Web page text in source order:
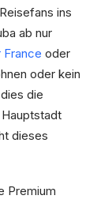
ins
ab nur
France oder
oder kein
die
dieses
Premium